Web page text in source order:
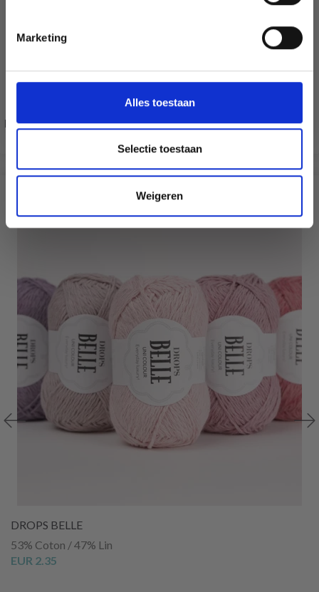
Marketing
Alles toestaan
Selectie toestaan
Weigeren
Peinture sur pierre Visages
DROPS BELLE
53% Coton / 47% Lin
EUR 2.35
Wil je liever nieuws ontvangen over onze
Nederlands?